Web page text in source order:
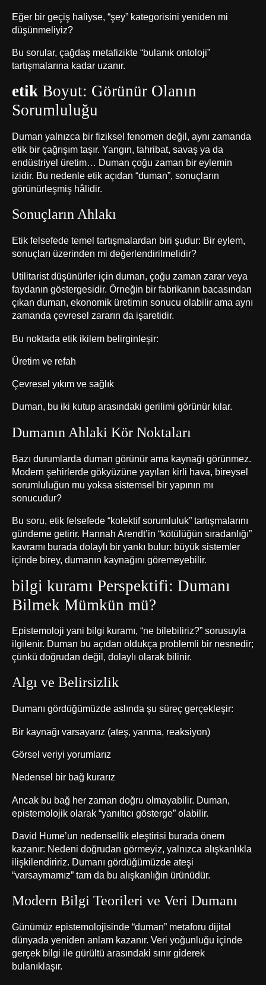
Eğer bir geçiş haliyse, “şey” kategorisini yeniden mi
düşünmeliyiz?
Bu sorular, çağdaş metafizikte “bulanık ontoloji”
tartışmalarına kadar uzanır.
etik Boyut: Görünür Olanın
Sorumluluğu
Duman yalnızca bir fiziksel fenomen değil, aynı zamanda
etik bir çağrışım taşır. Yangın, tahribat, savaş ya da
endüstriyel üretim… Duman çoğu zaman bir eylemin
izidir. Bu nedenle etik açıdan “duman”, sonuçların
görünürleşmiş hâlidir.
Sonuçların Ahlakı
Etik felsefede temel tartışmalardan biri şudur: Bir eylem,
sonuçları üzerinden mi değerlendirilmelidir?
Utilitarist düşünürler için duman, çoğu zaman zarar veya
faydanın göstergesidir. Örneğin bir fabrikanın bacasından
çıkan duman, ekonomik üretimin sonucu olabilir ama aynı
zamanda çevresel zararın da işaretidir.
Bu noktada etik ikilem belirginleşir:
Üretim ve refah
Çevresel yıkım ve sağlık
Duman, bu iki kutup arasındaki gerilimi görünür kılar.
Dumanın Ahlaki Kör Noktaları
Bazı durumlarda duman görünür ama kaynağı görünmez.
Modern şehirlerde gökyüzüne yayılan kirli hava, bireysel
sorumluluğun mu yoksa sistemsel bir yapının mı
sonucudur?
Bu soru, etik felsefede “kolektif sorumluluk” tartışmalarını
gündeme getirir. Hannah Arendt’in “kötülüğün sıradanlığı”
kavramı burada dolaylı bir yankı bulur: büyük sistemler
içinde birey, dumanın kaynağını göremeyebilir.
bilgi kuramı Perspektifi: Dumanı
Bilmek Mümkün mü?
Epistemoloji yani bilgi kuramı, “ne bilebiliriz?” sorusuyla
ilgilenir. Duman bu açıdan oldukça problemli bir nesnedir;
çünkü doğrudan değil, dolaylı olarak bilinir.
Algı ve Belirsizlik
Dumanı gördüğümüzde aslında şu süreç gerçekleşir:
Bir kaynağı varsayarız (ateş, yanma, reaksiyon)
Görsel veriyi yorumlarız
Nedensel bir bağ kurarız
Ancak bu bağ her zaman doğru olmayabilir. Duman,
epistemolojik olarak “yanıltıcı gösterge” olabilir.
David Hume’un nedensellik eleştirisi burada önem
kazanır: Nedeni doğrudan görmeyiz, yalnızca alışkanlıkla
ilişkilendiririz. Dumanı gördüğümüzde ateşi
“varsaymamız” tam da bu alışkanlığın ürünüdür.
Modern Bilgi Teorileri ve Veri Dumanı
Günümüz epistemolojisinde “duman” metaforu dijital
dünyada yeniden anlam kazanır. Veri yoğunluğu içinde
gerçek bilgi ile gürültü arasındaki sınır giderek
bulanıklaşır.